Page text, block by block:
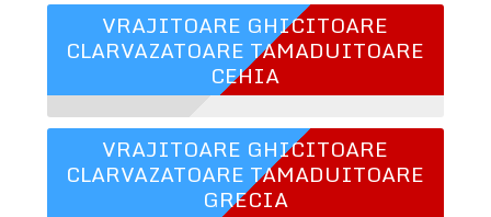
VRAJITOARE GHICITOARE
CLARVAZATOARE TAMADUITOARE
CEHIA
VRAJITOARE GHICITOARE
CLARVAZATOARE TAMADUITOARE
GRECIA